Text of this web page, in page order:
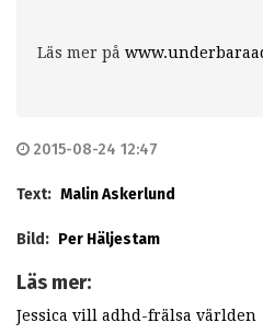
Läs mer på
2015-08-24 12:47
Text: Malin Askerlund
Bild: Per Häljestam
Läs mer:
Jessica vill adhd-frälsa världen